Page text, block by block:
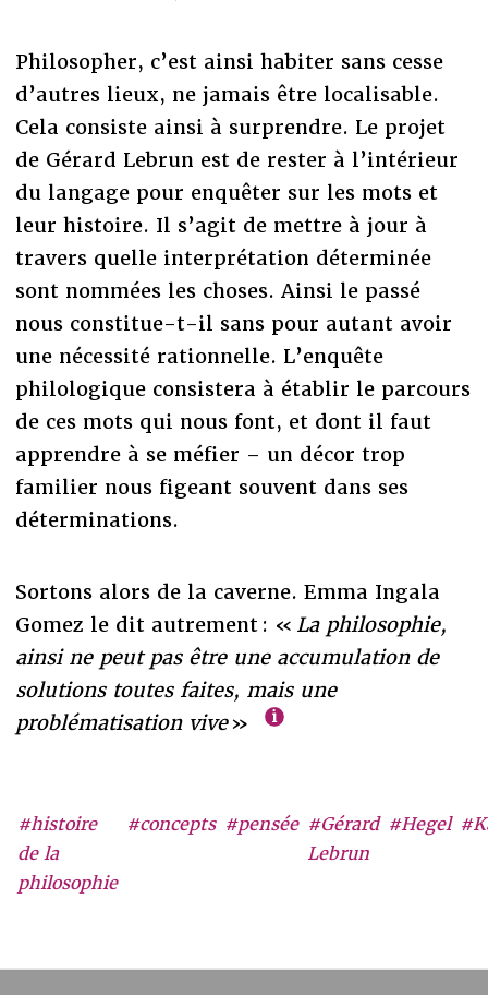
#histoire
de la
philosophie
#concepts #pensée #Gérard
Lebrun
#Hegel
Philosopher, c’est ainsi habiter sans cesse
d’autres lieux, ne jamais être localisable.
Cela consiste ainsi à surprendre. Le projet
de Gérard Lebrun est de rester à l’intérieur
du langage pour enquêter sur les mots et
leur histoire. Il s’agit de mettre à jour à
travers quelle interprétation déterminée
sont nommées les choses. Ainsi le passé
nous constitue-t-il sans pour autant avoir
une nécessité rationnelle. L’enquête
philologique consistera à établir le parcours
de ces mots qui nous font, et dont il faut
apprendre à se méfier – un décor trop
familier nous figeant souvent dans ses
déterminations.
Sortons alors de la caverne. Emma Ingala
Gomez le dit autrement : « La philosophie,
ainsi ne peut pas être une accumulation de
solutions toutes faites, mais une
problématisation vive»